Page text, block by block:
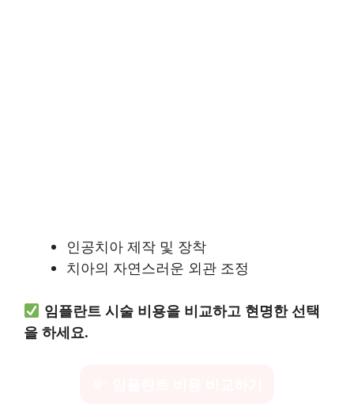
인공치아 제작 및 장착
치아의 자연스러운 외관 조정
임플란트 시술 비용을 비교하고 현명한 선택
을 하세요.